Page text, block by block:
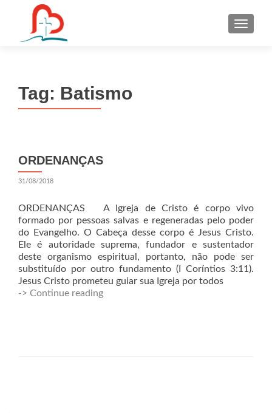
Tag: Batismo
ORDENANÇAS
31/08/2018
ORDENANÇAS A Igreja de Cristo é corpo vivo
formado por pessoas salvas e regeneradas pelo poder
do Evangelho. O Cabeça desse corpo é Jesus Cristo.
Ele é autoridade suprema, fundador e sustentador
deste organismo espiritual, portanto, não pode ser
substituído por outro fundamento (I Coríntios 3:11).
Jesus Cristo prometeu guiar sua Igreja por todos
-> Continue reading